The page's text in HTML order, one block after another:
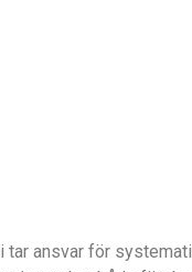
ansvar för